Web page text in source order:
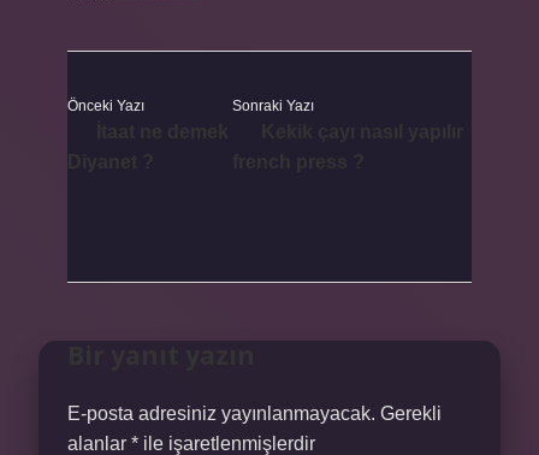
Önceki Yazı Sonraki Yazı
E-posta adresiniz yayınlanmayacak. Gerekli
alanlar * ile işaretlenmişlerdir